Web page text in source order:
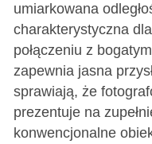
umiarkowana
charakterystyczna
połączeniu z
zapewnia jasna
sprawiają, że
prezentuje na
konwencjonalne